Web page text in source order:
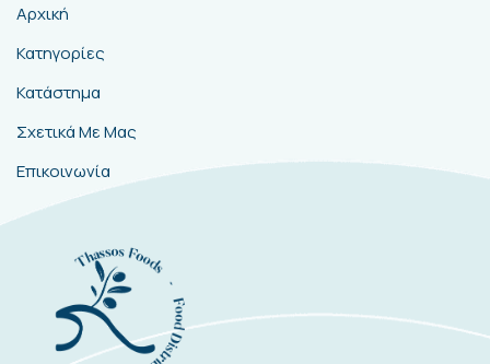
Αρχική
Κατηγορίες
Κατάστημα
Σχετικά Με Μας
Επικοινωνία